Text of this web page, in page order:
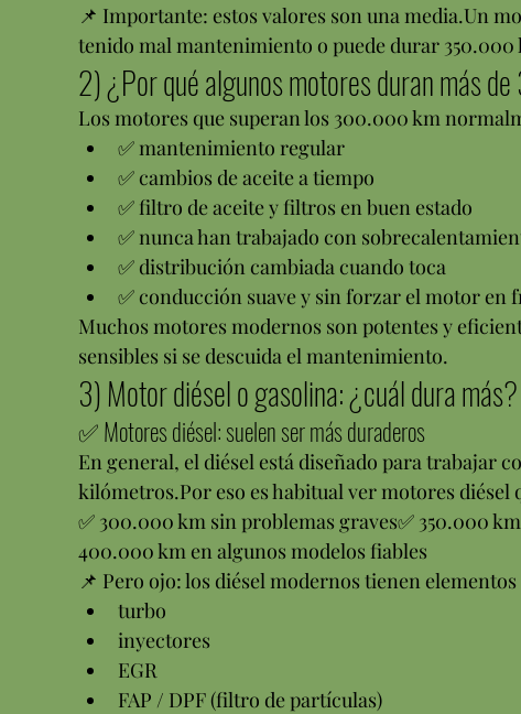
📌 Importante: estos valores son una media.Un
tenido mal mantenimiento o puede durar
2) ¿Por qué algunos motores duran más
Los motores que superan los 300.000 km
✅ mantenimiento regular
✅ cambios de aceite a tiempo
✅ filtro de aceite y filtros en buen estado
✅ nunca han trabajado con
✅ distribución cambiada cuando toca
✅ conducción suave y sin forzar el motor en
Muchos motores modernos son potentes y
sensibles si se descuida el mantenimiento.
3) Motor diésel o gasolina: ¿cuál dura más?
✅ Motores diésel: suelen ser más duraderos
En general, el diésel está diseñado para trabajar
kilómetros.Por eso es habitual ver motores diésel
✅ 300.000 km sin problemas graves✅ 350.000
400.000 km en algunos modelos fiables
📌 Pero ojo: los diésel modernos tienen
turbo
inyectores
EGR
FAP / DPF (filtro de partículas)